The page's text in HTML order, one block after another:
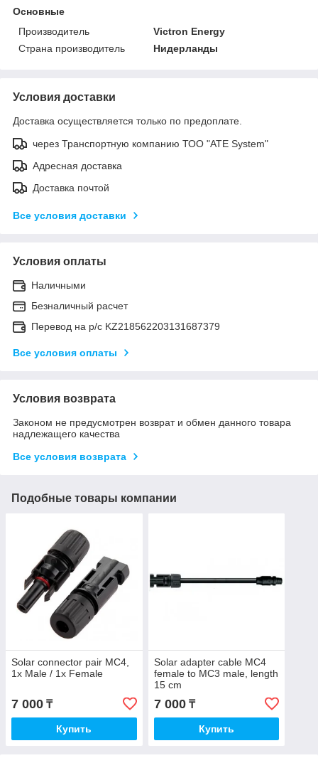
Основные
Производитель
Victron Energy
Страна производитель
Нидерланды
Условия доставки
Доставка осуществляется только по предоплате.
через Транспортную компанию ТОО "ATE System"
Адресная доставка
Доставка почтой
Все условия доставки
Условия оплаты
Наличными
Безналичный расчет
Перевод на р/с KZ218562203131687379
Все условия оплаты
Условия возврата
Законом не предусмотрен возврат и обмен данного товара
надлежащего качества
Все условия возврата
Подобные товары компании
Solar connector pair MC4,
1x Male / 1x Female
7 000 ₸
Купить
Solar adapter cable MC4
female to MC3 male, length
15 cm
7 000₸
Купить